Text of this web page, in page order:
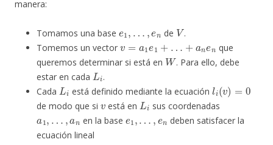
manera:
Tomamos una base de
V
.
Tomemos un vector
v= a 1e1+ …+ a n
que
queremos determinar si está en
W
. Para ello, debe
estar en cada
Li
.
Cada
Li
está definido mediante la ecuación
l (v )
de modo que si
v
está en
Li
sus coordenadas
a1 ,…,an
en la base
e1 …, en
deben satisfacer la
ecuación lineal